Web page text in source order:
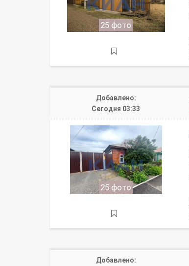
25 фото
Добавлено:
Сегодня 03:33
25 фото
Добавлено: